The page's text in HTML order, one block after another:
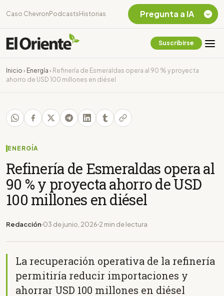
Caso Chevron Podcasts Historias
Suscribirse
Inicio › Energía › Refinería de Esmeraldas opera al 90 % y proyecta
ahorro de USD 100 millones en diésel
ENERGÍA
Refinería de Esmeraldas opera al
90 % y proyecta ahorro de USD
100 millones en diésel
Redacción 03 de junio, 2026 2 min de lectura
La recuperación operativa de la refinería
permitiría reducir importaciones y
ahorrar USD 100 millones en diésel
Pregunta a IA
Chevron Ecuador